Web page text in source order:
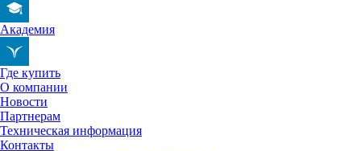
Академия
Где купить
О компании
Новости
Партнерам
Техническая информация
Контакты